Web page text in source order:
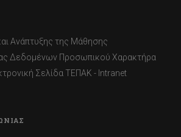
Ανάπτυξης της Μάθησης
Δεδομένων Προσωπικού Χαρακτήρα
Σελίδα ΤΕΠΑΚ - Intranet